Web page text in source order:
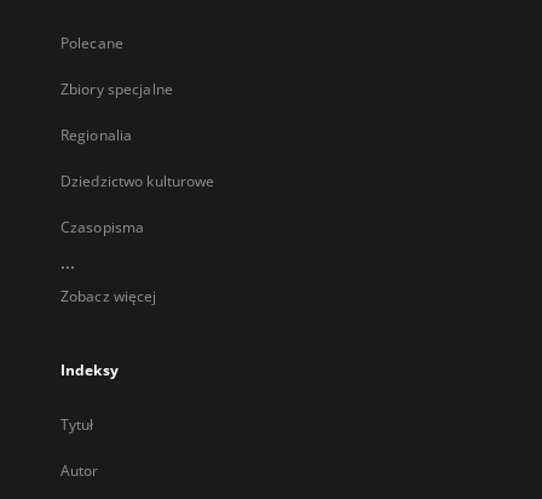
Polecane
Zbiory specjalne
Regionalia
Dziedzictwo kulturowe
Czasopisma
...
Zobacz więcej
Indeksy
Tytuł
Autor